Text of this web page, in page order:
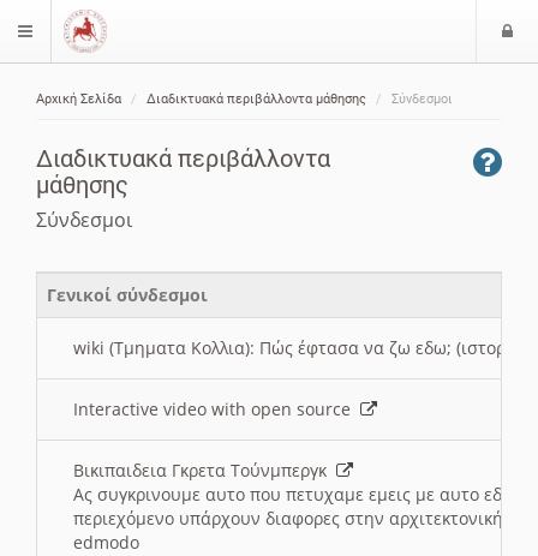
$langMenu
Αρχική Σελίδα Διαδικτυακά περιβάλλοντα μάθησης Σύνδεσμοι
Διαδικτυακά περιβάλλοντα
μάθησης
Σύνδεσμοι
Γενικοί σύνδεσμοι
wiki (Τμηματα Κολλια): Πώς έφτασα να ζω εδω; (ιστορια)
Interactive video with open source
Βικιπαιδεια Γκρετα Τούνμπεργκ
Ας συγκρινουμε αυτο που πετυχαμε εμεις με αυτο εδω
περιεχόμενο υπάρχουν διαφορες στην αρχιτεκτονική
edmodo